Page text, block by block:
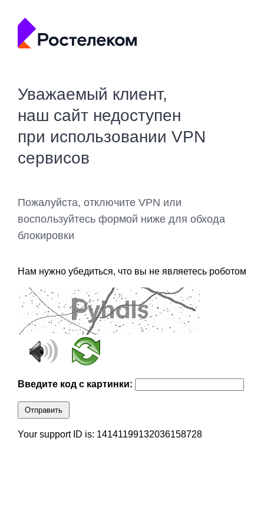
Уважаемый клиент,
наш сайт недоступен
при использовании VPN
сервисов
Пожалуйста, отключите VPN или
воспользуйтесь формой ниже для обхода
блокировки
Нам нужно убедиться, что вы не являетесь роботом
Введите код с картинки:
Отправить
Your support ID is: 14141199132036158728